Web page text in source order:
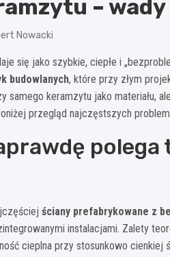
–
Nowacki
się jako szybkie, ciepłe i
budowlanych, które przy złym
samego keramzytu jako materiału,
przegląd najczęstszych
ściany prefabrykowane z
instalacjami. Zalety
cieplna przy stosunkowo cienkiej